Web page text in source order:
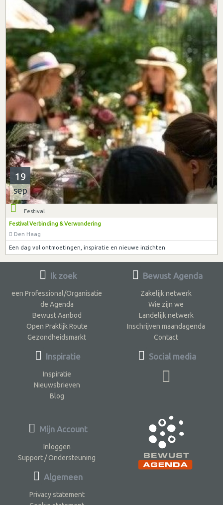
19
sep
Festival
Festival Verbinding & Verwondering
Den Haag
Een dag vol ontmoetingen, inspiratie en nieuwe inzichten
Ik zoek
een Professional/Organisatie
de Agenda
Bewust Aanbod
Open Praktijk Route
Gezondheidsmarkt
Inspiratie
Inspiratie
Nieuwsbrieven
Blog
Bewust Agenda
Zakelijk netwerk
Wie zijn we
Landelijk netwerk
Inschrijven maandagenda
Contact
Social media
Mijn Account
Inloggen
Support / Ondersteuning
Algemeen
Privacy statement